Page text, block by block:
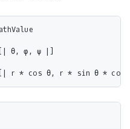
[| θ, φ, ψ |]